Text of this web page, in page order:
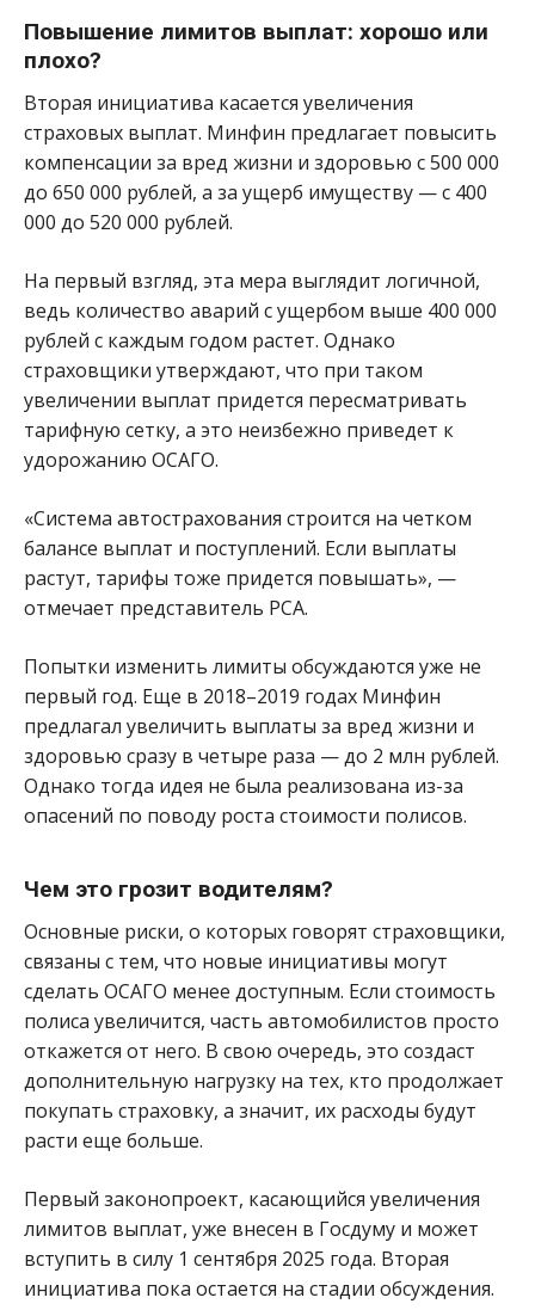
Повышение лимитов выплат: хорошо или
плохо?
Вторая инициатива касается увеличения
страховых выплат. Минфин предлагает повысить
компенсации за вред жизни и здоровью с 500 000
до 650 000 рублей, а за ущерб имуществу — с 400
000 до 520 000 рублей.
На первый взгляд, эта мера выглядит логичной,
ведь количество аварий с ущербом выше 400 000
рублей с каждым годом растет. Однако
страховщики утверждают, что при таком
увеличении выплат придется пересматривать
тарифную сетку, а это неизбежно приведет к
удорожанию ОСАГО.
«Система автострахования строится на четком
балансе выплат и поступлений. Если выплаты
растут, тарифы тоже придется повышать», —
отмечает представитель РСА.
Попытки изменить лимиты обсуждаются уже не
первый год. Еще в 2018–2019 годах Минфин
предлагал увеличить выплаты за вред жизни и
здоровью сразу в четыре раза — до 2 млн рублей.
Однако тогда идея не была реализована из-за
опасений по поводу роста стоимости полисов.
Чем это грозит водителям?
Основные риски, о которых говорят страховщики,
связаны с тем, что новые инициативы могут
сделать ОСАГО менее доступным. Если стоимость
полиса увеличится, часть автомобилистов просто
откажется от него. В свою очередь, это создаст
дополнительную нагрузку на тех, кто продолжает
покупать страховку, а значит, их расходы будут
расти еще больше.
Первый законопроект, касающийся увеличения
лимитов выплат, уже внесен в Госдуму и может
вступить в силу 1 сентября 2025 года. Вторая
инициатива пока остается на стадии обсуждения.